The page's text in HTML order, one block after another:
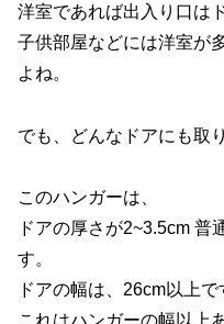
洋室であれば出入り口は
子供部屋などには洋室が
よね。
でも、どんなドアにも取
このハンガーは、
ドアの厚さが2~3.5cm
す。
ドアの幅は、26cm以上で